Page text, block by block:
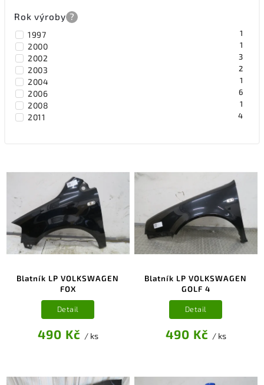
Rok výroby ?
1997 1
2000 1
2002 3
2003 2
2004 1
2006 6
2008 1
2011 4
Blatník LP VOLKSWAGEN
FOX
490 Kč / ks
Detail
Blatník LP VOLKSWAGEN
GOLF 4
490 Kč / ks
Detail